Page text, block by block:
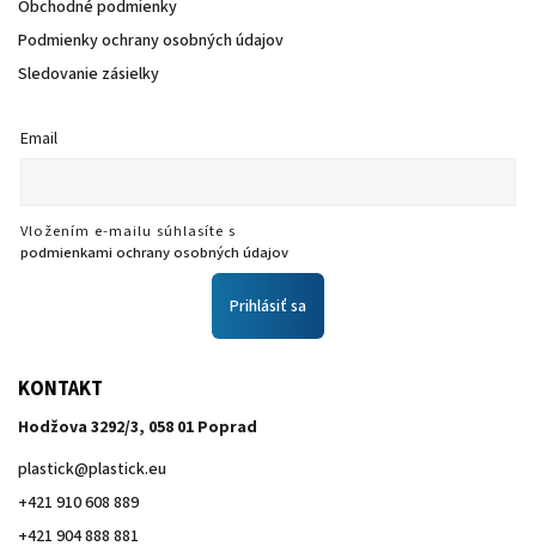
Obchodné podmienky
Podmienky ochrany osobných údajov
Sledovanie zásielky
Email
Vložením e-mailu súhlasíte s
podmienkami ochrany osobných údajov
Prihlásiť sa
KONTAKT
Hodžova 3292/3, 058 01 Poprad
plastick@plastick.eu
+421 910 608 889
+421 904 888 881